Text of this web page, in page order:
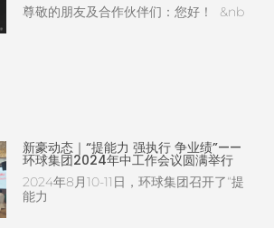
尊敬的朋友及合作伙伴们：您好！ &nb
新豪动态｜“提能力 强执行 争业绩”——
环球集团2024年中工作会议圆满举行
2024年8月10-11日，环球集团召开了“提
能力